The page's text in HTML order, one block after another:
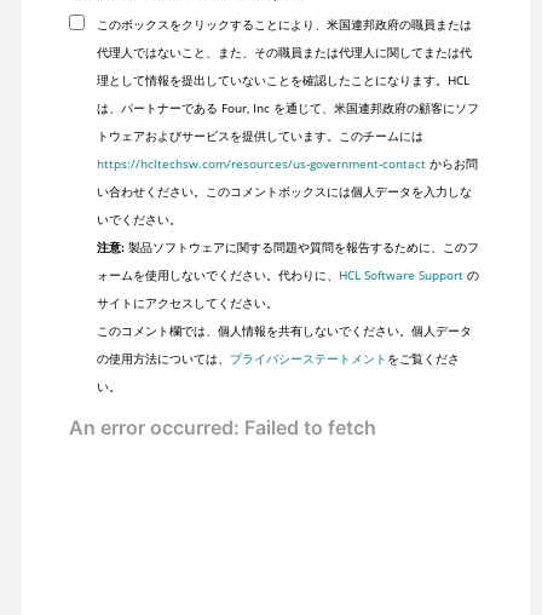
このボックスをクリックすることにより、米国連邦政府の職員または
代理人ではないこと、また、その職員または代理人に関してまたは代
理として情報を提出していないことを確認したことになります。HCL
は、パートナーである Four, Inc を通じて、米国連邦政府の顧客にソフ
トウェアおよびサービスを提供しています。このチームには
https://hcltechsw.com/resources/us-government-contactからお問
い合わせください。このコメントボックスには個人データを入力しな
いでください。
注意:製品ソフトウェアに関する問題や質問を報告するために、このフ
ォームを使用しないでください。代わりに、 HCL Software Supportの
サイトにアクセスしてください。
このコメント欄では、個人情報を共有しないでください。個人データ
の使用方法については、 プライバシーステートメント をご覧くださ
い。